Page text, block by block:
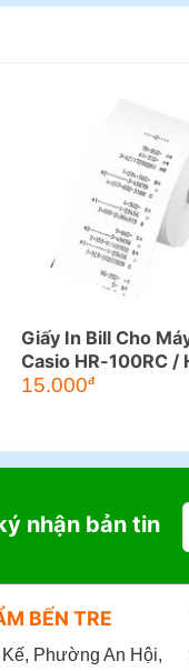
Giấy In Bill Cho
Casio HR-100RC /
8RC
15.000đ
nhận bản tin
BẾN TRE
Phường An Hội,